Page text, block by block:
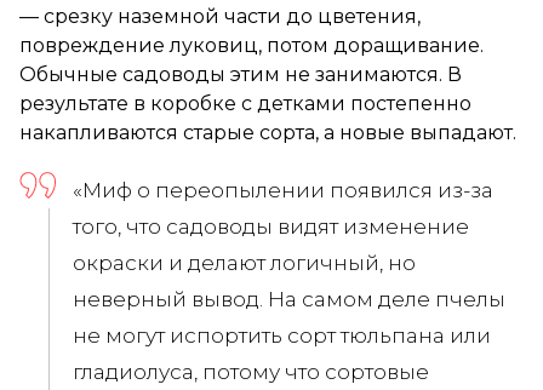
— срезку наземной части до цветения,
повреждение луковиц, потом доращивание.
Обычные садоводы этим не занимаются. В
результате в коробке с детками постепенно
накапливаются старые сорта, а новые выпадают.
«Миф о переопылении появился из-за
того, что садоводы видят изменение
окраски и делают логичный, но
неверный вывод. На самом деле пчелы
не могут испортить сорт тюльпана или
гладиолуса, потому что сортовые